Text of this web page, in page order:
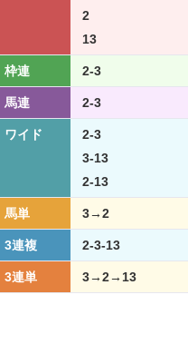
2
13
枠連 2-3
馬連 2-3
ワイド 2-3
3-13
2-13
馬単 3→2
3連複 2-3-13
3連単 3→2→13